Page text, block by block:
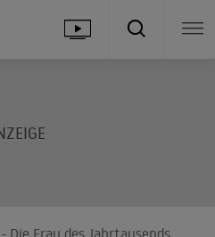
Die Frau des Jahrtausends